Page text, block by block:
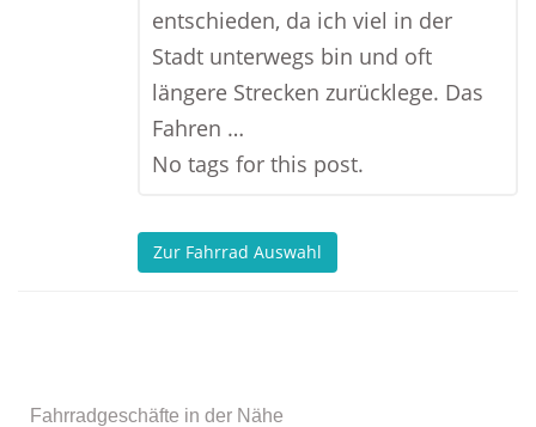
entschieden, da ich viel in der
Stadt unterwegs bin und oft
längere Strecken zurücklege. Das
Fahren …
No tags for this post.
Zur Fahrrad Auswahl
Fahrradgeschäfte in der Nähe